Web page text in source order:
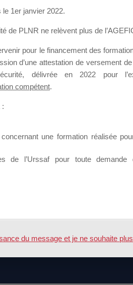
à Propositions Mallette du
un message ou poser une question.
le 1er janvier 2022.
de PLNR ne relèvent plus de
pour le financement des
d’une attestation de versement
délivrée en 2022 pour
compétent.
:
une formation réalisée
l’Urssaf pour toute demande
du message et je ne souhaite